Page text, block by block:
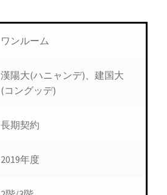
ワンルーム
漢陽大(ハニャンデ)、建国大
(コングッデ)
長期契約
2019年度